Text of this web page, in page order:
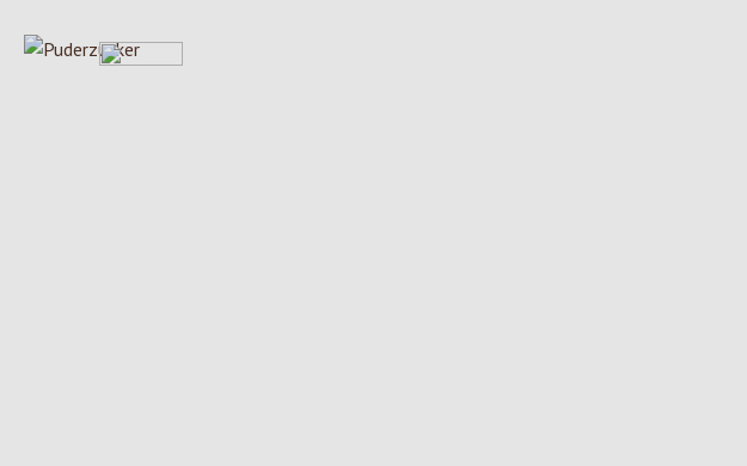
Bildergalerie überspringen